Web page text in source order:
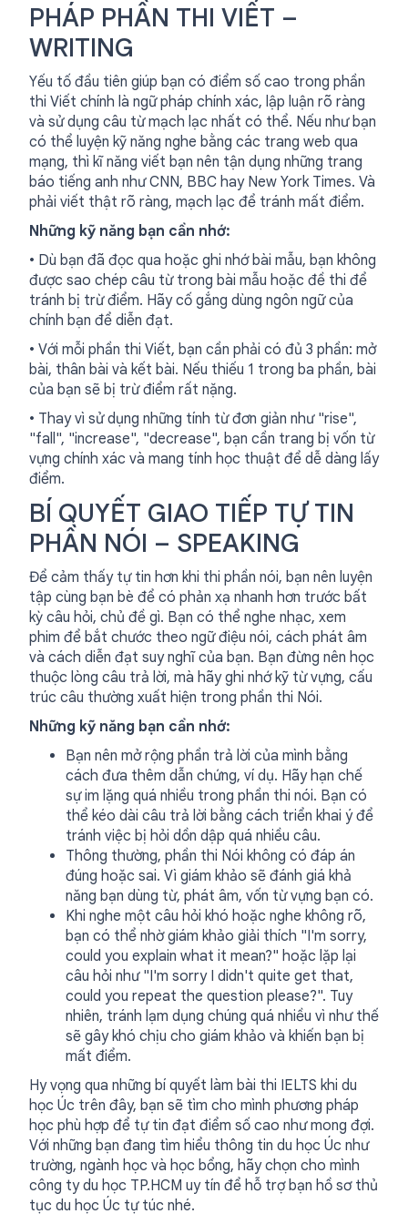
PHÁP PHẦN THI VIẾT –
WRITING
Yếu tố đầu tiên giúp bạn có điểm số cao trong phần
thi Viết chính là ngữ pháp chính xác, lập luận rõ ràng
và sử dụng câu từ mạch lạc nhất có thể. Nếu như bạn
có thể luyện kỹ năng nghe bằng các trang web qua
mạng, thì kĩ năng viết bạn nên tận dụng những trang
báo tiếng anh như CNN, BBC hay New York Times. Và
phải viết thật rõ ràng, mạch lạc để tránh mất điểm.
Những kỹ năng bạn cần nhớ:
• Dù bạn đã đọc qua hoặc ghi nhớ bài mẫu, bạn không
được sao chép câu từ trong bài mẫu hoặc đề thi để
tránh bị trừ điểm. Hãy cố gắng dùng ngôn ngữ của
chính bạn để diễn đạt.
• Với mỗi phần thi Viết, bạn cần phải có đủ 3 phần: mở
bài, thân bài và kết bài. Nếu thiếu 1 trong ba phần, bài
của bạn sẽ bị trừ điểm rất nặng.
• Thay vì sử dụng những tính từ đơn giản như "rise",
"fall", "increase", "decrease", bạn cần trang bị vốn từ
vựng chính xác và mang tính học thuật để dễ dàng lấy
điểm.
BÍ QUYẾT GIAO TIẾP TỰ TIN
PHẦN NÓI – SPEAKING
Để cảm thấy tự tin hơn khi thi phần nói, bạn nên luyện
tập cùng bạn bè để có phản xạ nhanh hơn trước bất
kỳ câu hỏi, chủ đề gì. Bạn có thể nghe nhạc, xem
phim để bắt chước theo ngữ điệu nói, cách phát âm
và cách diễn đạt suy nghĩ của bạn. Bạn đừng nên học
thuộc lòng câu trả lời, mà hãy ghi nhớ kỹ từ vựng, cấu
trúc câu thường xuất hiện trong phần thi Nói.
Những kỹ năng bạn cần nhớ:
Bạn nên mở rộng phần trả lời của mình bằng
cách đưa thêm dẫn chứng, ví dụ. Hãy hạn chế
sự im lặng quá nhiều trong phần thi nói. Bạn có
thể kéo dài câu trả lời bằng cách triển khai ý để
tránh việc bị hỏi dồn dập quá nhiều câu.
Thông thường, phần thi Nói không có đáp án
đúng hoặc sai. Vì giám khảo sẽ đánh giá khả
năng bạn dùng từ, phát âm, vốn từ vựng bạn có.
Khi nghe một câu hỏi khó hoặc nghe không rõ,
bạn có thể nhờ giám khảo giải thích "I'm sorry,
could you explain what it mean?" hoặc lặp lại
câu hỏi như "I'm sorry I didn't quite get that,
could you repeat the question please?". Tuy
nhiên, tránh lạm dụng chúng quá nhiều vì như thế
sẽ gây khó chịu cho giám khảo và khiến bạn bị
mất điểm.
Hy vọng qua những bí quyết làm bài thi IELTS khi du
học Úc trên đây, bạn sẽ tìm cho mình phương pháp
học phù hợp để tự tin đạt điểm số cao như mong đợi.
Với những bạn đang tìm hiểu thông tin du học Úc như
trường, ngành học và học bổng, hãy chọn cho mình
công ty du học TP.HCM uy tín để hỗ trợ bạn hồ sơ thủ
tục du học Úc tự túc nhé.